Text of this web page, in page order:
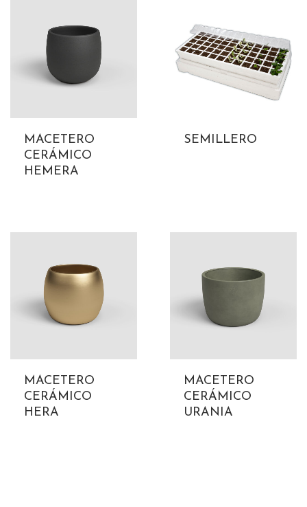
MACETERO
CERÁMICO
HEMERA
SEMILLERO
MACETERO
CERÁMICO
HERA
MACETERO
CERÁMICO
URANIA